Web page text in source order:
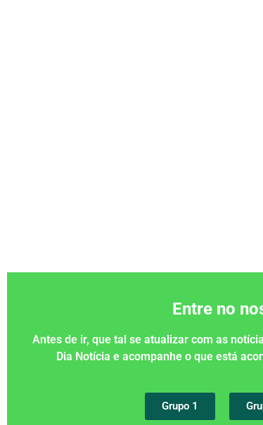
Entre no
Antes de ir, que tal se atualizar com as
Dia Notícia e acompanhe o que está
Grupo 1